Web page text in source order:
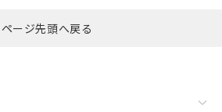
ページ先頭へ戻る